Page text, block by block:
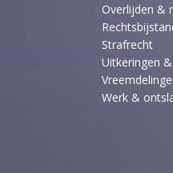
Overlijden &
Strafrecht
Uitkeringen
Werk &